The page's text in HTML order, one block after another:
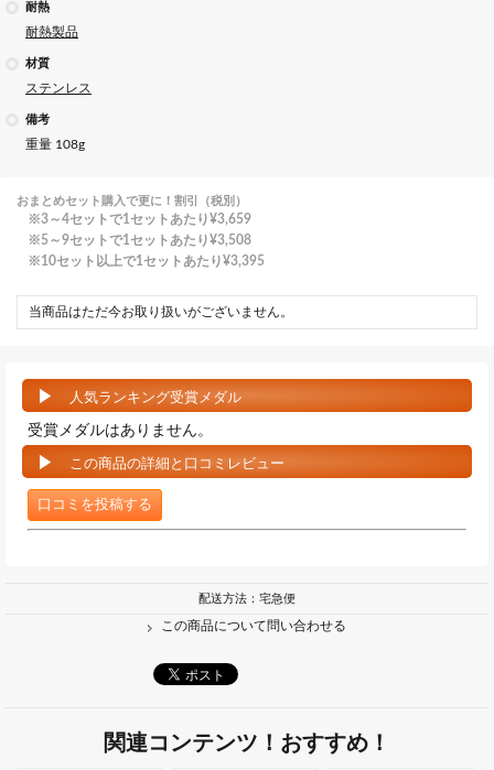
耐熱
耐熱製品
材質
ステンレス
備考
重量 108g
おまとめセット購入で更に！割引（税別）
3～4セットで1セットあたり¥3,659
5～9セットで1セットあたり¥3,508
10セット以上で1セットあたり¥3,395
当商品はただ今お取り扱いがございません。
人気ランキング受賞メダル
受賞メダルはありません。
この商品の詳細と口コミレビュー
口コミを投稿する
配送方法：宅急便
この商品について問い合わせる
関連コンテンツ！おすすめ！